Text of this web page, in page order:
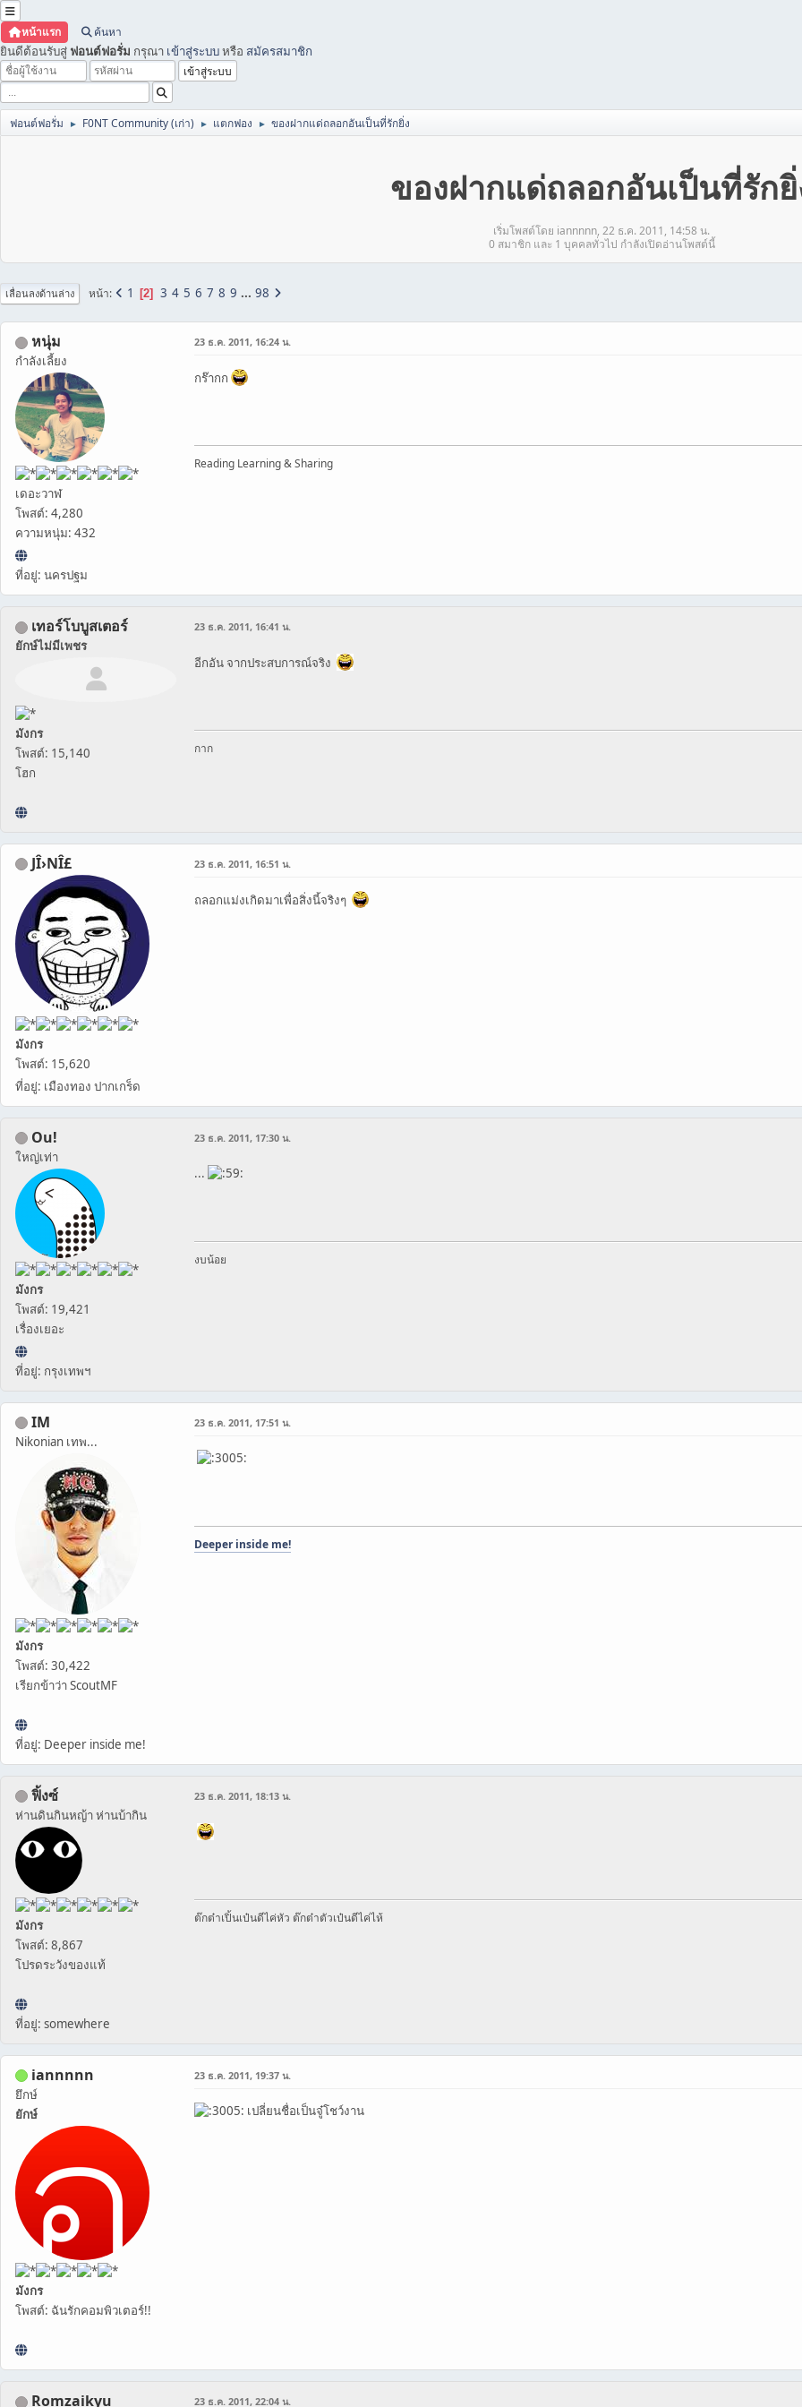
หน้าแรก ค้นหา
ยินดีต้อนรับสู่ ฟอนต์ฟอรั่ม กรุณา เข้าสู่ระบบหรือ สมัครสมาชิก
ฟอนต์ฟอรั่ม ► F0NT Community (เก่า) ► แตกฟอง ► ของฝากแด่ถลอกอันเป็นที่รักยิ่ง
ของฝากแด่ถลอกอันเป็นที่รัก
เริ่มโพสต์โดย iannnnn, 22 ธ.ค. 2011, 14:58 น.
0 สมาชิก และ 1 บุคคลทั่วไป กำลังเปิดอ่านโพสต์นี้
เลื่อนลงด้านล่าง หน้า 1 2 3 4 5 6 7 8 9 ... 98
หนุ่ม
กำลังเลี้ยง
เดอะวาฬ
โพสต์: 4,280
ความหนุ่ม: 432
ที่อยู่: นครปฐม
23 ธ.ค. 2011, 16:24 น.
กร๊ากก
Reading Learning & Sharing
เทอร์โบบูสเตอร์
ยักษ์ไม่มีเพชร
มังกร
โพสต์: 15,140
โฮก
23 ธ.ค. 2011, 16:41 น.
อีกอัน จากประสบการณ์จริง
กาก
JÎ›NÎ£
มังกร
โพสต์: 15,620
ที่อยู่: เมืองทอง ปากเกร็ด
23 ธ.ค. 2011, 16:51 น.
ถลอกแม่งเกิดมาเพื่อสิ่งนี้จริงๆ
Ou!
ใหญ่เท่า
มังกร
โพสต์: 19,421
เรื่องเยอะ
ที่อยู่: กรุงเทพฯ
23 ธ.ค. 2011, 17:30 น.
...
งบน้อย
IM
Nikonian เทพ...
มังกร
โพสต์: 30,422
เรียกข้าว่า ScoutMF
ที่อยู่: Deeper inside me!
23 ธ.ค. 2011, 17:51 น.
Deeper inside me!
ฟิ้งซ์
ห่านดินกินหญ้า ห่านบ้ากิน
มังกร
โพสต์: 8,867
โปรดระวังของแท้
ที่อยู่: somewhere
23 ธ.ค. 2011, 18:13 น.
ต๊กต๋าเปิ้นเป๋นดีไค่หัว ต๊กต๋าตัวเป๋นดีไค่ไห้
iannnnn
ยึกษ์
ยักษ์
มังกร
โพสต์: ฉันรักคอมพิวเตอร์!!
23 ธ.ค. 2011, 19:37 น.
เปลี่ยนชื่อเป็นจู๋โชว์งาน
Romzaikyu 23 ธ.ค. 2011, 22:04 น.